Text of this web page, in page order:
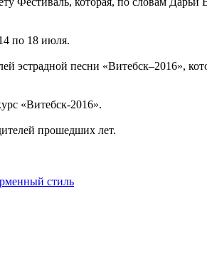
по 18 июля.
песни «Витебск–2016»,
«Витебск-2016».
прошедших лет.
стиль